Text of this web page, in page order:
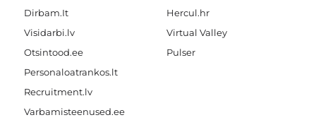
Dirbam.It
Visidarbi.lv
Otsintood.ee
Personaloatrankos.lt
Recruitment.lv
Varbamisteenused.ee
Hercul.hr
Virtual Valley
Pulser